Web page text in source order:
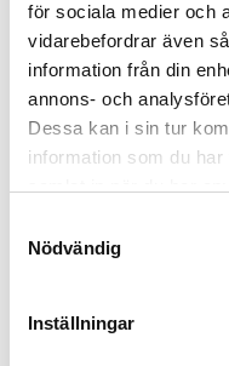
för sociala medier och
vidarebefordrar även
information från din
annons- och
Dessa kan i sin tur
information som du
Nödvändig
Inställningar
Lina 18mm
Från5 280SEK exkl.
Visa produkt